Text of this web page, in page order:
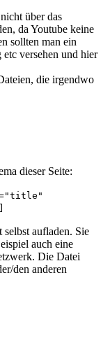
über das
da Youtube keine
sollten man ein
versehen und hier
die irgendwo
dieser Seite:
aufladen. Sie
auch eine
Die Datei
den anderen